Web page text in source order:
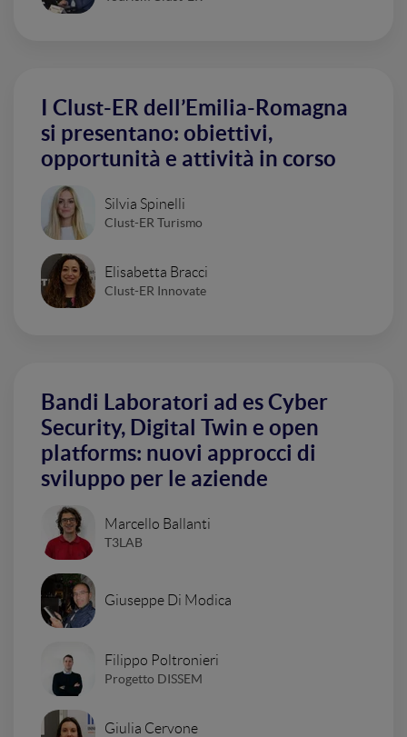
I Clust-ER dell’Emilia-Romagna
si presentano: obiettivi,
opportunità e attività in corso
Silvia Spinelli
Clust-ER Turismo
Elisabetta Bracci
Clust-ER Innovate
Bandi Laboratori ad es Cyber
Security, Digital Twin e open
platforms: nuovi approcci di
sviluppo per le aziende
Marcello Ballanti
T3LAB
Giuseppe Di Modica
Filippo Poltronieri
Progetto DISSEM
Giulia Cervone